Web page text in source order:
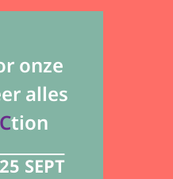
onze
alles
Ction
SEPT